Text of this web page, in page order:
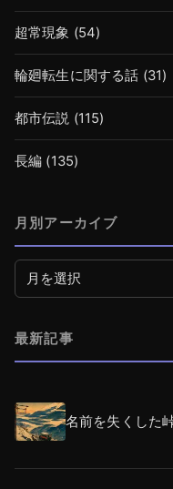
超常現象 (54)
輪廻転生に関する話 (31)
都市伝説 (115)
長編 (135)
月別アーカイブ
月別アーカイブ
最新記事
名前を失くした